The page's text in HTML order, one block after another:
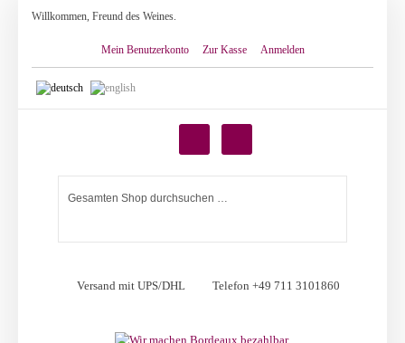
Willkommen, Freund des Weines.
Mein Benutzerkonto Zur Kasse Anmelden
Versand mit UPS/DHL Telefon +49 711 3101860